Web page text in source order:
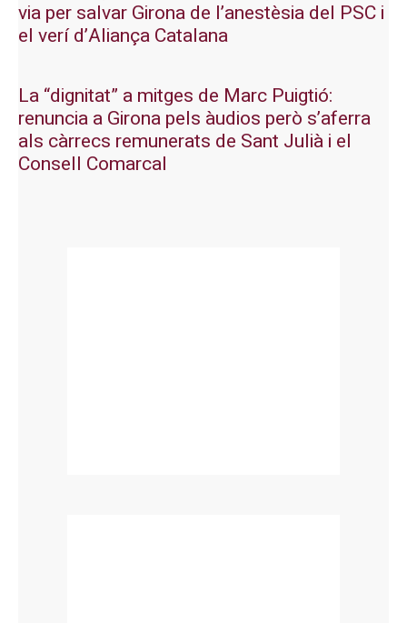
via per salvar Girona de l’anestèsia del PSC i
el verí d’Aliança Catalana
La “dignitat” a mitges de Marc Puigtió:
renuncia a Girona pels àudios però s’aferra
als càrrecs remunerats de Sant Julià i el
Consell Comarcal